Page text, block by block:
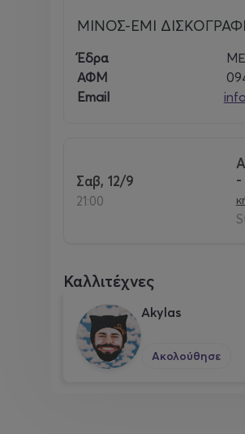
ΜΙΝΟΣ-ΕΜΙ
Έδρα
ΑΦΜ
Email
Σαβ, 12/9
21:00
-
Καλλιτέχνες
Akylas
Ακολούθησε